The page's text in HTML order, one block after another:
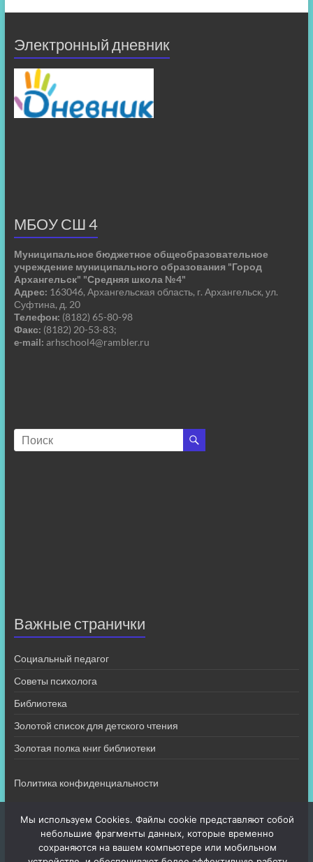
Электронный дневник
МБОУ СШ 4
Муниципальное бюджетное общеобразовательное
учреждение муниципального образования "Город
Архангельск" "Средняя школа №4"
Адрес: 163046, Архангельская область, г. Архангельск, ул.
Суфтина, д. 20
Телефон: (8182) 65-80-98
Факс: (8182) 20-53-83;
e-mail: arhschool4@rambler.ru
Важные странички
Социальный педагог
Советы психолога
Библиотека
Золотой список для детского чтения
Золотая полка книг библиотеки
Политика конфиденциальности
Мы используем Cookies. Файлы cookie представляют собой
небольшие фрагменты данных, которые временно
сохраняются на вашем компьютере или мобильном